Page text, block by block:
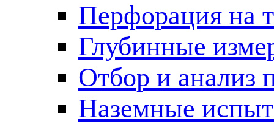
Перфорация на
Глубинные
Отбор и анализ
Наземные